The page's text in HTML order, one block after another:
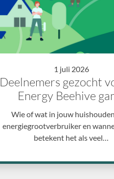
1 juli 2026
Deelnemers gezocht
Energy Beehive
Wie of wat in jouw
energiegrootverbruiker en
betekent het als veel…